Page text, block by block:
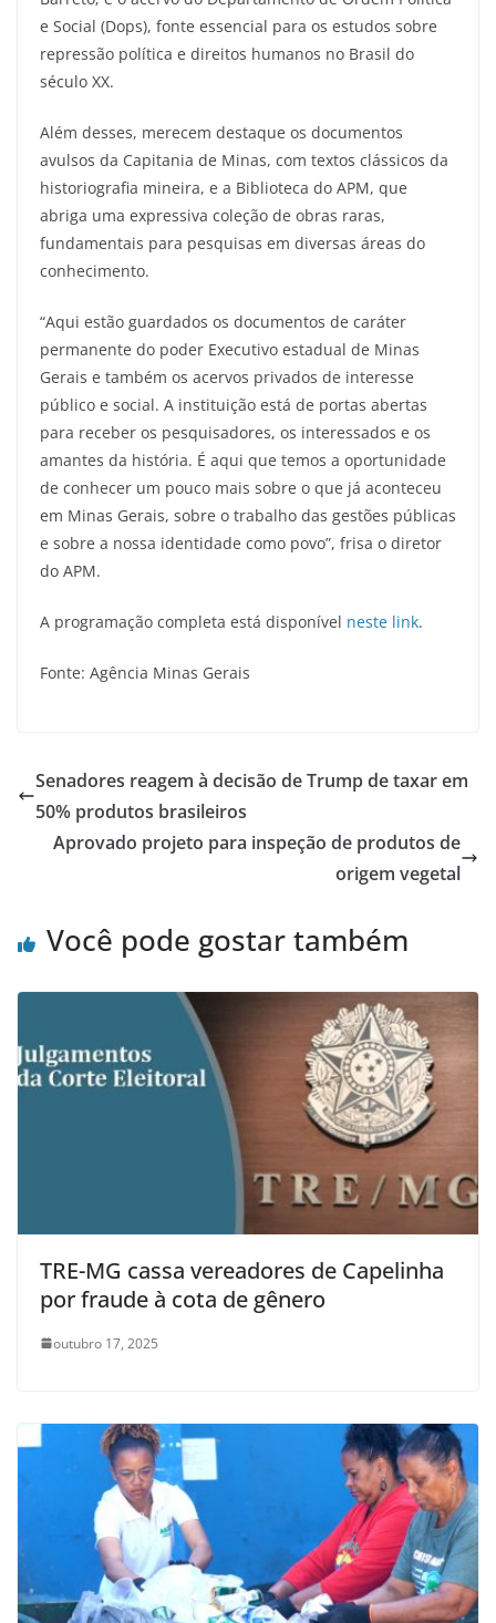
e Social (Dops), fonte essencial para os estudos sobre
repressão política e direitos humanos no Brasil do
século XX.
Além desses, merecem destaque os documentos
avulsos da Capitania de Minas, com textos clássicos da
historiografia mineira, e a Biblioteca do APM, que
abriga uma expressiva coleção de obras raras,
fundamentais para pesquisas em diversas áreas do
conhecimento.
“Aqui estão guardados os documentos de caráter
permanente do poder Executivo estadual de Minas
Gerais e também os acervos privados de interesse
público e social. A instituição está de portas abertas
para receber os pesquisadores, os interessados e os
amantes da história. É aqui que temos a oportunidade
de conhecer um pouco mais sobre o que já aconteceu
em Minas Gerais, sobre o trabalho das gestões públicas
e sobre a nossa identidade como povo”, frisa o diretor
do APM.
A programação completa está disponível neste link.
Fonte: Agência Minas Gerais
Senadores reagem à decisão de Trump de taxar em
50% produtos brasileiros
Aprovado projeto para inspeção de produtos de
origem vegetal
Você pode gostar também
TRE-MG cassa vereadores de Capelinha
por fraude à cota de gênero
outubro 17, 2025